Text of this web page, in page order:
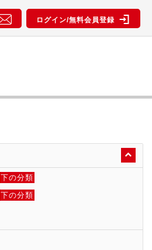
ログイン/無料会員登録
下の分類
下の分類